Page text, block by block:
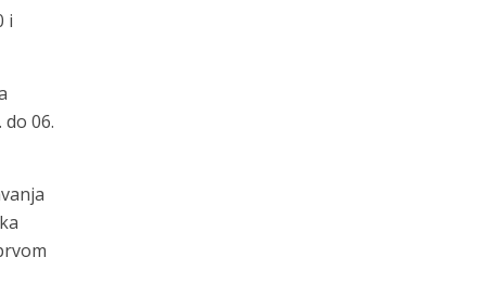
i
06.